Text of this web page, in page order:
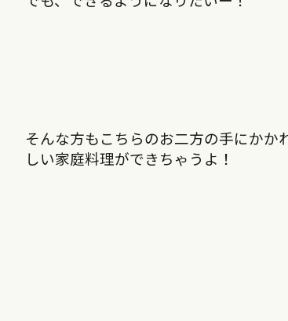
そんな方もこちらのお二方の手にか
しい家庭料理ができちゃうよ！